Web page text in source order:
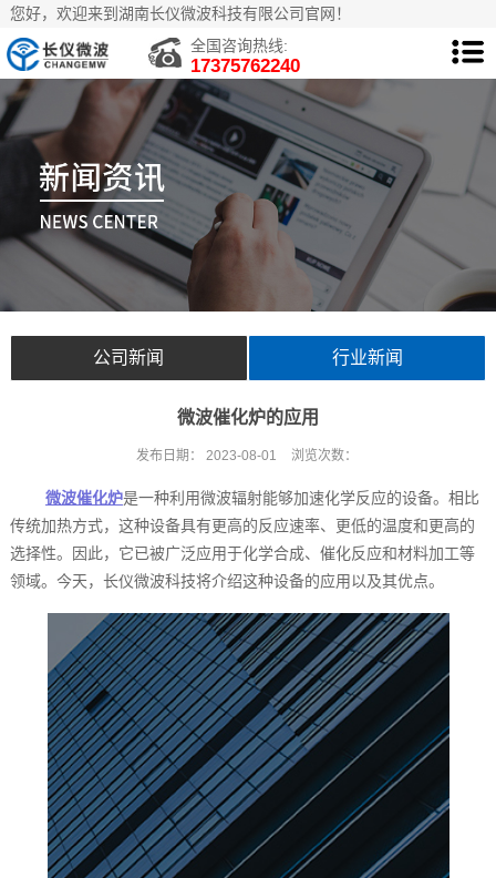
您好，欢迎来到湖南长仪微波科技有限公司官网！
全国咨询热线:
17375762240
公司新闻 行业新闻
微波催化炉的应用
发布日期： 2023-08-01 浏览次数：
微波催化炉是一种利用微波辐射能够加速化学反应的设备。相比
传统加热方式，这种设备具有更高的反应速率、更低的温度和更高的
选择性。因此，它已被广泛应用于化学合成、催化反应和材料加工等
领域。今天，长仪微波科技将介绍这种设备的应用以及其优点。